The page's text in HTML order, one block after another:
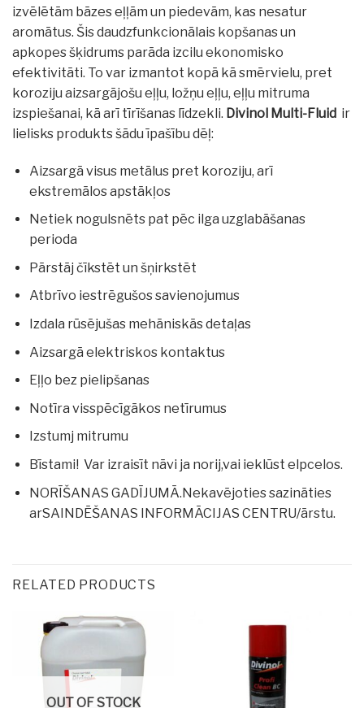
izvēlētām bāzes eļļām un piedevām, kas nesatur
aromātus. Šis daudzfunkcionālais kopšanas un
apkopes šķidrums parāda izcilu ekonomisko
efektivitāti. To var izmantot kopā kā smērvielu, pret
koroziju aizsargājošu eļļu, ložņu eļļu, eļļu mitruma
izspiešanai, kā arī tīrīšanas līdzekli. Divinol Multi-Fluid ir
lielisks produkts šādu īpašību dēļ:
Aizsargā visus metālus pret koroziju, arī
ekstremālos apstākļos
Netiek nogulsnēts pat pēc ilga uzglabāšanas
perioda
Pārstāj čīkstēt un šņirkstēt
Atbrīvo iestrēgušos savienojumus
Izdala rūsējušas mehāniskās detaļas
Aizsargā elektriskos kontaktus
Eļļo bez pielipšanas
Notīra visspēcīgākos netīrumus
Izstumj mitrumu
Bīstami! Var izraisīt nāvi ja norij,vai ieklūst elpcelos.
NORĪŠANAS GADĪJUMĀ.Nekavējoties sazināties
arSAINDĒŠANAS INFORMĀCIJAS CENTRU/ārstu.
RELATED PRODUCTS
OUT OF STOCK